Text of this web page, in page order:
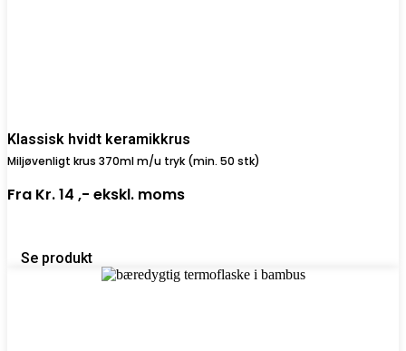
Klassisk hvidt keramikkrus
Miljøvenligt krus 370ml m/u tryk (min. 50 stk)
Fra Kr. 14 ,- ekskl. moms
Se produkt